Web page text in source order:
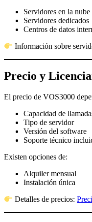
Servidores en la nube
Servidores dedicados
Centros de datos
Información sobre
Precio y
El precio de VOS3000
Capacidad de
Tipo de servidor
Versión del software
Soporte técnico
Existen opciones de:
Alquiler mensual
Instalación única
Detalles de precios: